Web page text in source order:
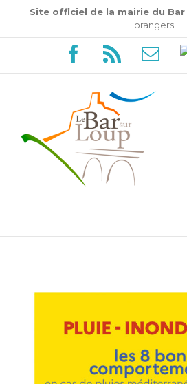
Passer
au
Site officiel de la mairie du Bar
orangers
Facebook
Rss